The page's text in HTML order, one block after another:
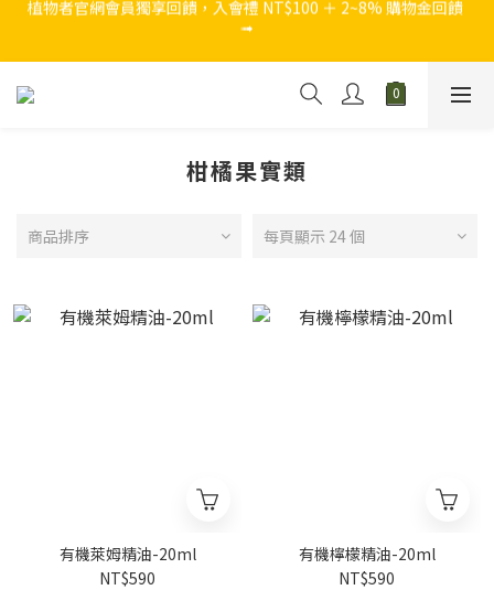
官網獨家，結帳買 NT$1,280 加贈 『西西里假期5ml迷你瓶』
➟
官網獨家，結帳買 NT$1,280 加贈 『西西里假期5ml迷你瓶』
柑橘果實類
商品排序 每頁顯示 24 個
有機萊姆精油-20ml
NT$590
有機檸檬精油-20ml
NT$590